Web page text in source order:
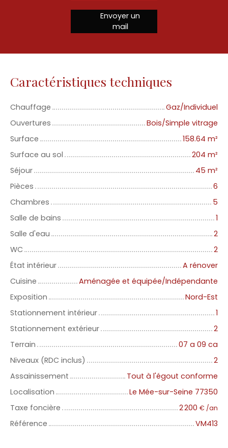
Envoyer un
mail
Caractéristiques techniques
Chauffage
Gaz/Individuel
Ouvertures
Bois/Simple vitrage
Surface
158.64 m²
Surface au sol
204 m²
Séjour
45 m²
Pièces
6
Chambres
5
Salle de bains
1
Salle d'eau
2
WC
2
État intérieur
A rénover
Cuisine
Aménagée et équipée/Indépendante
Exposition
Nord-Est
Stationnement intérieur
1
Stationnement extérieur
2
Terrain
07 a 09 ca
Niveaux (RDC inclus)
2
Assainissement
Tout à l'égout conforme
Localisation
Le Mée-sur-Seine 77350
Taxe foncière
2 200 € /an
Référence VM413